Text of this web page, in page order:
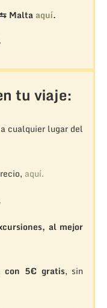
Malta aquí.
tu viaje:
cualquier lugar del
aquí.
al mejor
con 5€ gratis, sin